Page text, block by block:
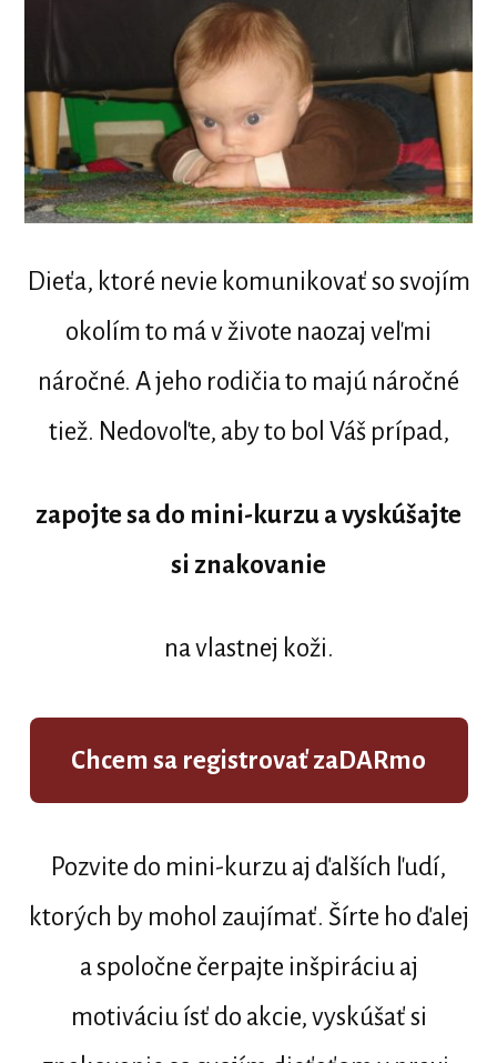
Dieťa, ktoré nevie komunikovať so svojím
okolím to má v živote naozaj veľmi
náročné. A jeho rodičia to majú náročné
tiež. Nedovoľte, aby to bol Váš prípad,
zapojte sa do mini-kurzu a vyskúšajte
si znakovanie
na vlastnej koži.
Chcem sa registrovať zaDARmo
Pozvite do mini-kurzu aj ďalších ľudí,
ktorých by mohol zaujímať. Šírte ho ďalej
a spoločne čerpajte inšpiráciu aj
motiváciu ísť do akcie, vyskúšať si